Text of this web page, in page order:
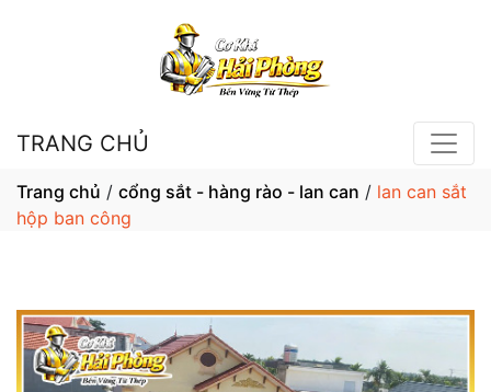
TRANG CHỦ
Trang chủ / cổng sắt - hàng rào - lan can / lan can sắt
hộp ban công